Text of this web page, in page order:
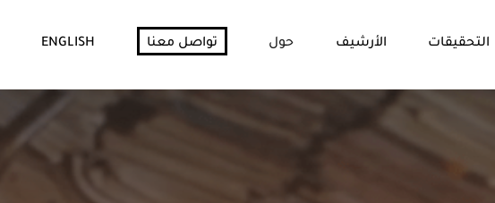
التحقيقات الأرشيف حول تواصل معنا ENGLISH